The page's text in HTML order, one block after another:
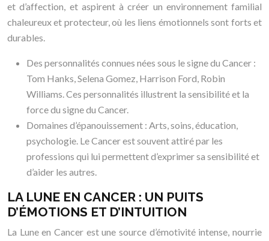
et d’affection, et aspirent à créer un environnement familial
chaleureux et protecteur, où les liens émotionnels sont forts et
durables.
Des personnalités connues nées sous le signe du Cancer :
Tom Hanks, Selena Gomez, Harrison Ford, Robin
Williams. Ces personnalités illustrent la sensibilité et la
force du signe du Cancer.
Domaines d’épanouissement : Arts, soins, éducation,
psychologie. Le Cancer est souvent attiré par les
professions qui lui permettent d’exprimer sa sensibilité et
d’aider les autres.
LA LUNE EN CANCER : UN PUITS
D’ÉMOTIONS ET D’INTUITION
La Lune en Cancer est une source d’émotivité intense, nourrie